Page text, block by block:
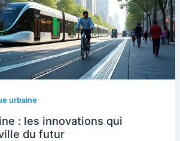
urbaine
: les innovations qui
du futur